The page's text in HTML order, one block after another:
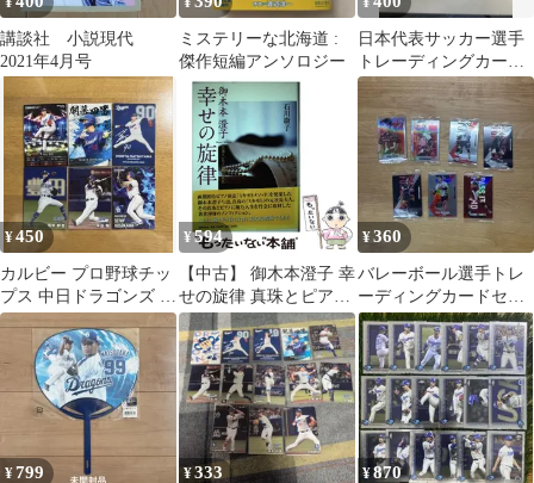
講談社 小説現代
2021年4月号
ミステリーな北海道 :
傑作短編アンソロジー
日本代表サッカー選手
トレーディングカード
12枚セット
¥450
カルビー プロ野球チッ
プス 中日ドラゴンズ カ
ード12枚セット
¥ 594
【中古】 御木本澄子 幸
せの旋律 真珠とピアノ
に翔 / 石川 康子 / 世界
文化社
¥360
バレーボール選手トレ
ーディングカードセッ
ト
¥799 ¥333 ¥870